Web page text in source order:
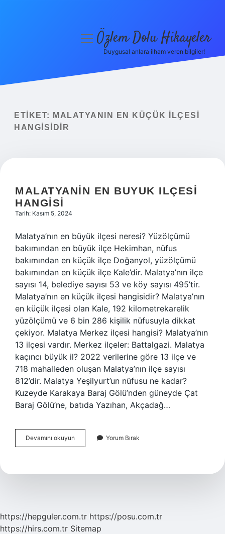
Yasal Uyarı
menüyüÖzlem Dolu Hikayeler
Duygusal anlara ilham veren bilgiler!
ETIKET:
MALATYANIN EN KÜÇÜK ILÇESI
HANGISIDIR
MALATYANIN EN BUYUK ILÇESI
HANGISI
Tarih: Kasım 5, 2024
Malatya’nın en büyük ilçesi neresi? Yüzölçümü
bakımından en büyük ilçe Hekimhan, nüfus
bakımından en küçük ilçe Doğanyol, yüzölçümü
bakımından en küçük ilçe Kale’dir. Malatya’nın ilçe
sayısı 14, belediye sayısı 53 ve köy sayısı 495’tir.
Malatya’nın en küçük ilçesi hangisidir? Malatya’nın
en küçük ilçesi olan Kale, 192 kilometrekarelik
yüzölçümü ve 6 bin 286 kişilik nüfusuyla dikkat
çekiyor. Malatya Merkez ilçesi hangisi? Malatya’nın
13 ilçesi vardır. Merkez ilçeler: Battalgazi. Malatya
kaçıncı büyük il? 2022 verilerine göre 13 ilçe ve
718 mahalleden oluşan Malatya’nın ilçe sayısı
812’dir. Malatya Yeşilyurt’un nüfusu ne kadar?
Kuzeyde Karakaya Baraj Gölü’nden güneyde Çat
Baraj Gölü’ne, batıda Yazıhan, Akçadağ…
Devamını okuyun Malatyanin
En
Hangisi
Yorum Bırak
https://hepguler.com.tr https://posu.com.tr
https://hirs.com.tr Sitemap